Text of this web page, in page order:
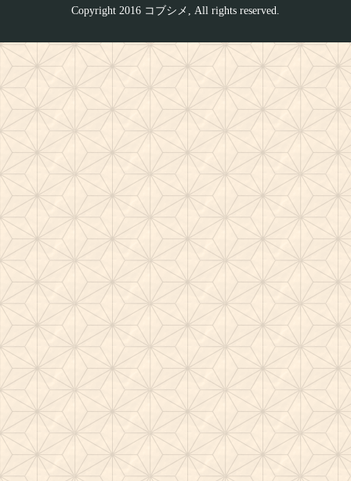
Copyright 2016 コブシメ, All rights reserved.